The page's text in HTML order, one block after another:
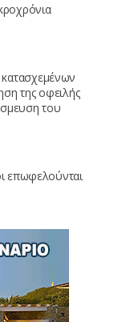
της οφειλής
του
επωφελούνται